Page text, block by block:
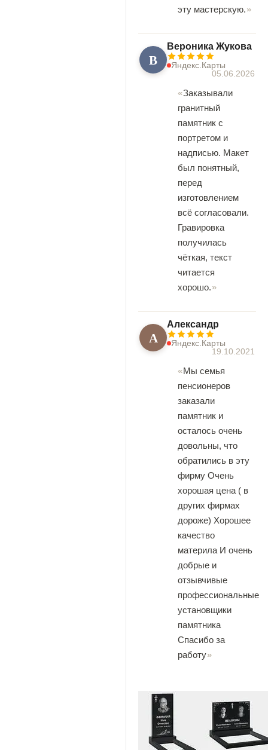
эту мастерскую.
В
Вероника Жукова
Яндекс.Карты
05.06.2026
Заказывали
гранитный
памятник с
портретом и
надписью. Макет
был понятный,
перед
изготовлением
всё согласовали.
Гравировка
получилась
чёткая, текст
читается
хорошо.
А
Александр
Яндекс.Карты
19.10.2021
Мы семья
пенсионеров
заказали
памятник и
осталось очень
довольны, что
обратились в эту
фирму Очень
хорошая цена ( в
других фирмах
дороже) Хорошее
качество
материла И очень
добрые и
отзывчивые
профессиональные
установщики
памятника
Спасибо за
работу